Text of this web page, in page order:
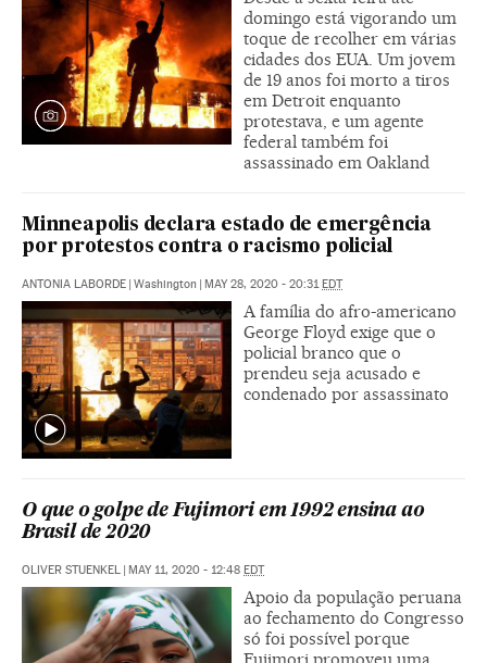
domingo está vigorando um
toque de recolher em várias
cidades dos EUA. Um jovem
de 19 anos foi morto a tiros
em Detroit enquanto
protestava, e um agente
federal também foi
assassinado em Oakland
Minneapolis declara estado de emergência
por protestos contra o racismo policial
ANTONIA LABORDE | Washington | MAY 28, 2020 - 20:31EDT
A família do afro-americano
George Floyd exige que o
policial branco que o
prendeu seja acusado e
condenado por assassinato
O que o golpe de Fujimori em 1992 ensina ao
Brasil de 2020
OLIVER STUENKEL | MAY 11, 2020 - 12:48 EDT
Apoio da população peruana
ao fechamento do Congresso
só foi possível porque
Fujimori promoveu uma